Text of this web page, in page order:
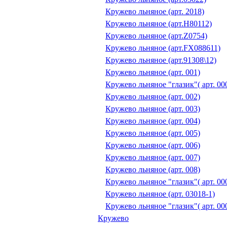
Кружево льняное (арт. 2018)
Кружево льняное (арт.H80112)
Кружево льняное (арт.Z0754)
Кружево льняное (арт.FX088611)
Кружево льняное (арт.91308\12)
Кружево льняное (арт. 001)
Кружево льняное "глазик"( арт.
Кружево льняное (арт. 002)
Кружево льняное (арт. 003)
Кружево льняное (арт. 004)
Кружево льняное (арт. 005)
Кружево льняное (арт. 006)
Кружево льняное (арт. 007)
Кружево льняное (арт. 008)
Кружево льняное "глазик"( арт.
Кружево льняное (арт. 03018-1)
Кружево льняное "глазик"( арт.
Кружево